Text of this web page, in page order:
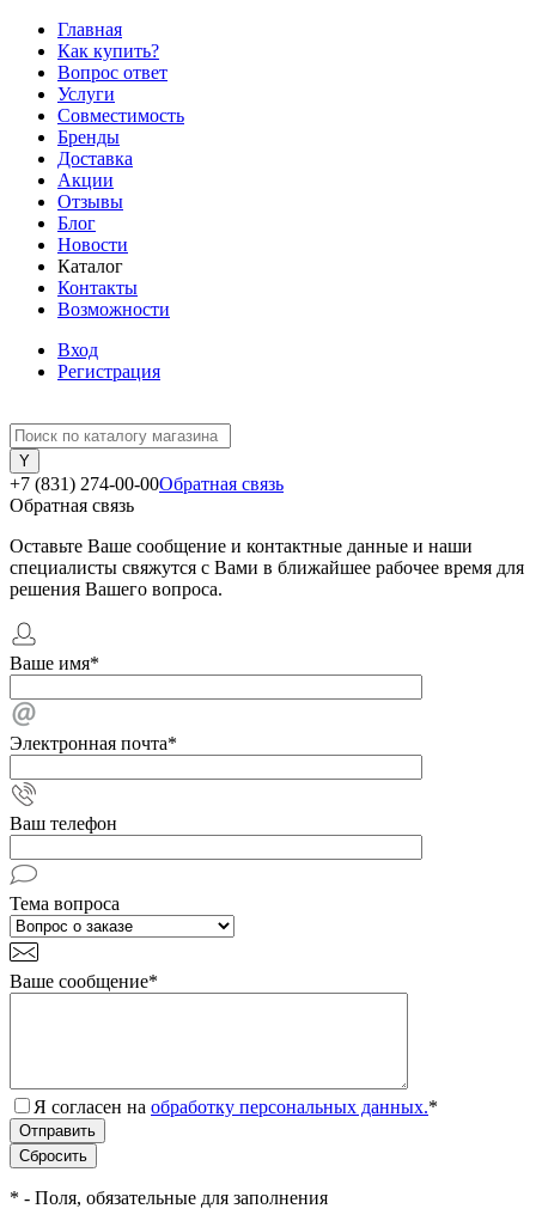
Главная
Как купить?
Вопрос ответ
Услуги
Совместимость
Бренды
Доставка
Акции
Отзывы
Блог
Новости
Каталог
Контакты
Возможности
Вход
Регистрация
+7 (831) 274-00-00Обратная связь
Обратная связь
Оставьте Ваше сообщение и контактные данные и наши
специалисты свяжутся с Вами в ближайшее рабочее время для
решения Вашего вопроса.
Ваше имя*
Электронная почта*
Ваш телефон
Тема вопроса
Ваше сообщение*
Я согласен на обработку персональных данных.*
* - Поля, обязательные для заполнения